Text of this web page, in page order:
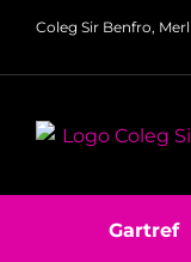
Coleg Sir Benfro,
Gartref